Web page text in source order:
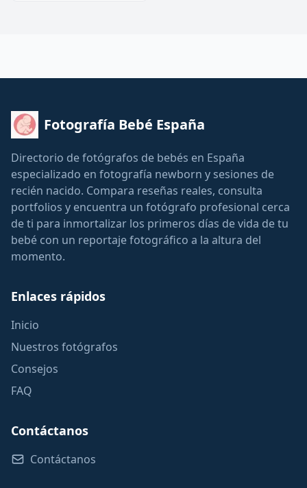
Fotografía Bebé España
Directorio de fotógrafos de bebés en España
especializado en fotografía newborn y sesiones de
recién nacido. Compara reseñas reales, consulta
portfolios y encuentra un fotógrafo profesional cerca
de ti para inmortalizar los primeros días de vida de tu
bebé con un reportaje fotográfico a la altura del
momento.
Enlaces rápidos
Inicio
Nuestros fotógrafos
Consejos
FAQ
Contáctanos
Contáctanos